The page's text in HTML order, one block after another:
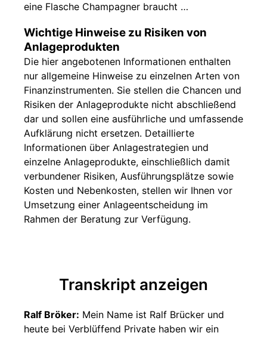
eine Flasche Champagner braucht …
Wichtige Hinweise zu Risiken von
Anlageprodukten
Die hier angebotenen Informationen enthalten
nur allgemeine Hinweise zu einzelnen Arten von
Finanzinstrumenten. Sie stellen die Chancen und
Risiken der Anlageprodukte nicht abschließend
dar und sollen eine ausführliche und umfassende
Aufklärung nicht ersetzen. Detaillierte
Informationen über Anlagestrategien und
einzelne Anlageprodukte, einschließlich damit
verbundener Risiken, Ausführungsplätze sowie
Kosten und Nebenkosten, stellen wir Ihnen vor
Umsetzung einer Anlageentscheidung im
Rahmen der Beratung zur Verfügung.
Transkript anzeigen
Ralf Bröker: Mein Name ist Ralf Brücker und
heute bei Verblüffend Private haben wir ein